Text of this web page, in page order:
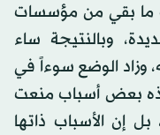
ما بقي من مؤسسات
وبالنتيجة ساء
وزاد الوضع سوءاً في
بعض أسباب منعت
إن الأسباب ذاتها